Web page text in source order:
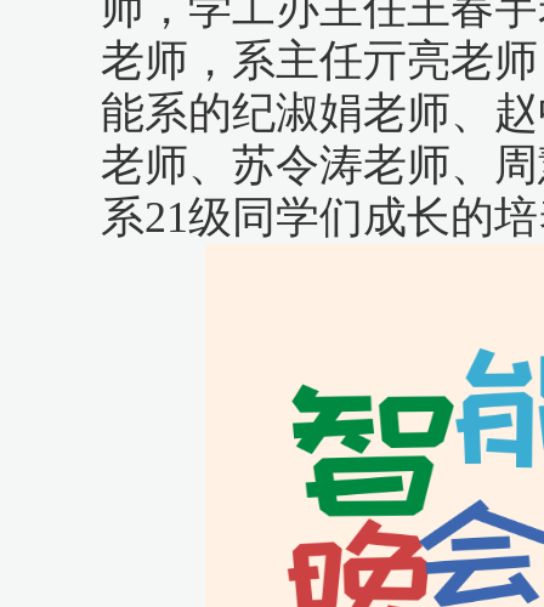
老师，系主任亓亮老
能系的纪淑娟老师、
老师、苏令涛老师、
系21级同学们成长的